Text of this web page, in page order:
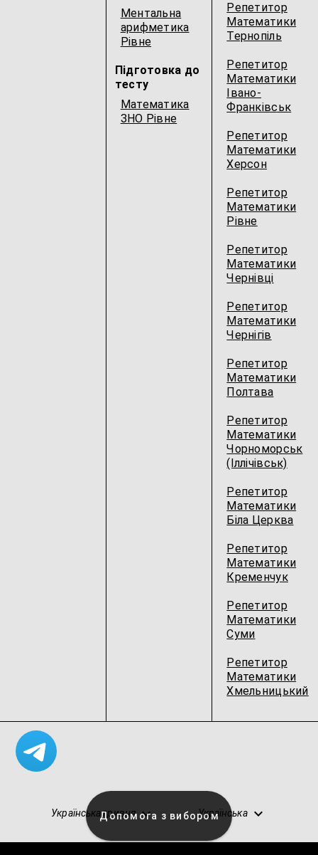
Ментальна
арифметика
Рівне
Підготовка до
тесту
Математика
ЗНО Рівне
Репетитор
Математики
Тернопіль
Репетитор
Математики
Івано-
Франківськ
Репетитор
Математики
Херсон
Репетитор
Математики
Рівне
Репетитор
Математики
Чернівці
Репетитор
Математики
Чернігів
Репетитор
Математики
Полтава
Репетитор
Математики
Чорноморськ
(Іллічівськ)
Репетитор
Математики
Біла Церква
Репетитор
Математики
Кременчук
Репетитор
Математики
Суми
Репетитор
Математики
Хмельницький
Українська гривня Українська
Допомога з вибором